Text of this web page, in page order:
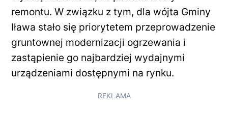
remontu. W związku z tym, dla wójta Gminy
Iława stało się priorytetem przeprowadzenie
gruntownej modernizacji ogrzewania i
zastąpienie go najbardziej wydajnymi
urządzeniami dostępnymi na rynku.
REKLAMA